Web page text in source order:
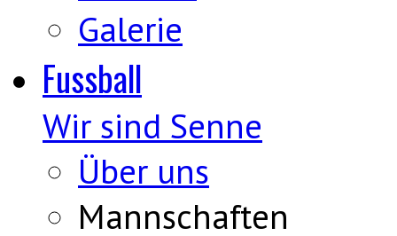
Galerie
Fussball
Wir sind Senne
Über uns
Mannschaften